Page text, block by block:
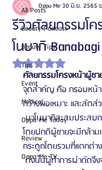
All Posts
Beauty Podcast
Beauty Tips
Tips
Event
Medical
Oppa Me Today
Review
Oppa Me TV
รีวิวศัลยกรรมโ
โนบากิ
Oppa Me 30 มิ.ย. 2565
ได้รับ NaN เต็ม 5 ดาว
ศัลยกรรมโครงหน้าผู้ชา
จุดสำคัญ คือ กรอบหน้า
กว้างพอเหมาะ และสัดส่
บาโนบากิสะสมประสบ
โดยปกติผู้ชายจะมีกล้า
กระดูกโดยรวมที่แตกต่
ดังนั้นผู้ทำการผ่าตัดจึง